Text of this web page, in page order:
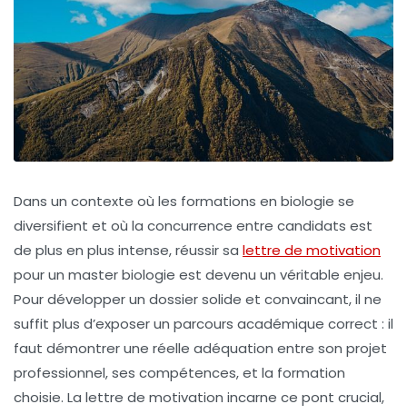
Dans un contexte où les formations en biologie se
diversifient et où la concurrence entre candidats est
de plus en plus intense, réussir sa lettre de motivation
pour un master biologie est devenu un véritable enjeu.
Pour développer un dossier solide et convaincant, il ne
suffit plus d’exposer un parcours académique correct : il
faut démontrer une réelle adéquation entre son projet
professionnel, ses compétences, et la formation
choisie. La lettre de motivation incarne ce pont crucial,